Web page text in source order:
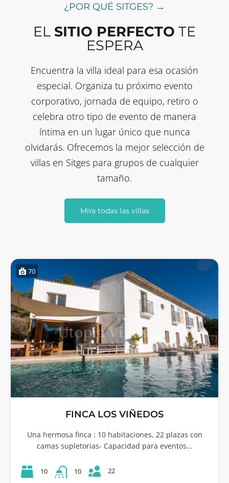
¿POR QUÉ SITGES? →
EL SITIO PERFECTO TE
ESPERA
Encuentra la villa ideal para esa ocasión
especial. Organiza tu próximo evento
corporativo, jornada de equipo, retiro o
celebra otro tipo de evento de manera
íntima en un lugar único que nunca
olvidarás. Ofrecemos la mejor selección de
villas en Sitges para grupos de cualquier
tamaño.
Mira todas las villas
70
FINCA LOS VIÑEDOS
Una hermosa finca : 10 habitaciones, 22 plazas con
camas supletorias- Capacidad para eventos…
10 10 22